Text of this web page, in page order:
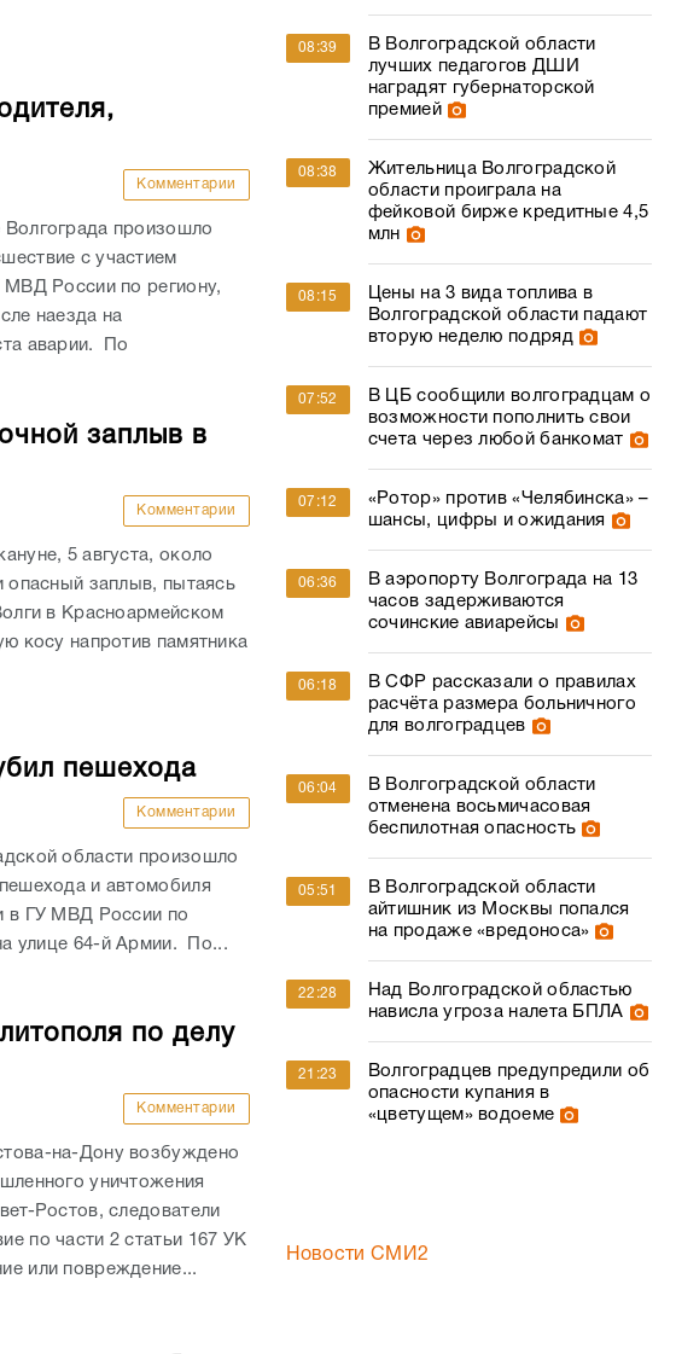
Комментарии
произошло
с участием
России по региону,
наезда на
аварии. По
заплыв в
Комментарии
5 августа, около
опасный заплыв, пытаясь
в Красноармейском
косу напротив памятника
пешехода
Комментарии
области произошло
и автомобиля
в ГУ МВД России по
улице 64-й Армии. По...
по делу
Комментарии
на-Дону возбуждено
уничтожения
Ростов, следователи
по части 2 статьи 167 УК
или повреждение...
08:39
В Волгоградской области
лучших педагогов ДШИ
наградят губернаторской
премией
08:38
Жительница Волгоградской
области проиграла на
фейковой бирже кредитные 4,5
млн
08:15
Цены на 3 вида топлива в
Волгоградской области падают
вторую неделю подряд
07:52
В ЦБ сообщили волгоградцам о
возможности пополнить свои
счета через любой банкомат
07:12
«Ротор» против «Челябинска» –
шансы, цифры и ожидания
06:36
В аэропорту Волгограда на 13
часов задерживаются
сочинские авиарейсы
06:18
В СФР рассказали о правилах
расчёта размера больничного
для волгоградцев
06:04
В Волгоградской области
отменена восьмичасовая
беспилотная опасность
05:51
В Волгоградской области
айтишник из Москвы попался
на продаже «вредоноса»
22:28
Над Волгоградской областью
нависла угроза налета БПЛА
21:23
Волгоградцев предупредили об
опасности купания в
«цветущем» водоеме
Новости СМИ2